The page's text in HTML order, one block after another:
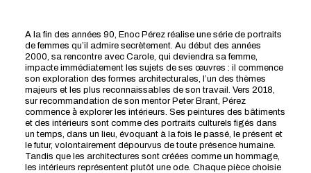
A la fin des années 90, Enoc Pérez réalise une série de portraits
de femmes qu’il admire secrètement. Au début des années
2000, sa rencontre avec Carole, qui deviendra sa femme,
impacte immédiatement les sujets de ses œuvres : il commence
son exploration des formes architecturales, l’un des thèmes
majeurs et les plus reconnaissables de son travail. Vers 2018,
sur recommandation de son mentor Peter Brant, Pérez
commence à̀ explorer les intérieurs. Ses peintures des bâtiments
et des intérieurs sont comme des portraits culturels figés dans
un temps, dans un lieu, évoquant à la fois le passé, le présent et
le futur, volontairement dépourvus de toute présence humaine.
Tandis que les architectures sont créées comme un hommage,
les intérieurs représentent plutôt une ode. Chaque pièce choisie